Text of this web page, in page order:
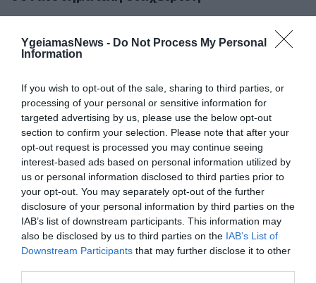
YgeiamasNews - Do Not Process My Personal
Information
If you wish to opt-out of the sale, sharing to third parties, or
processing of your personal or sensitive information for
targeted advertising by us, please use the below opt-out
section to confirm your selection. Please note that after your
opt-out request is processed you may continue seeing
interest-based ads based on personal information utilized by
us or personal information disclosed to third parties prior to
your opt-out. You may separately opt-out of the further
disclosure of your personal information by third parties on the
IAB’s list of downstream participants. This information may
also be disclosed by us to third parties on the IAB’s List of
Downstream Participants that may further disclose it to other
13.07.2026 12:01
Βίντεο: Όταν μια μητέρα σουτάρει σαν
σταρ του ποδοσφαίρου και πετυχαίνει με
την πρώτη το οριζόντιο δοκάρι!